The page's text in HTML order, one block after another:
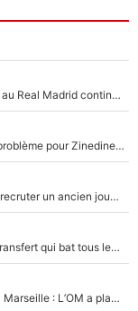
«C'est une fierté» : La signature de Kylian Mbappé au Real Madrid continue de régaler l'Espagne
Michael Olise : Pierre Ménès annonce un premier problème pour Zinedine Zidane en équipe de France
«C’est un très bon choix» : L'OM fait une offre pour recruter un ancien joueur du PSG... et c'est validé dans l'After Foot !
140M€ pour Yan Diomandé : Le PSG a dit non au transfert qui bat tous les records sur le mercato
La crise financière continue de faire des ravages à Marseille : L’OM a placé 12 joueurs sur le marché des transferts… et ça pourrait lui rapporter près de 100M€ !